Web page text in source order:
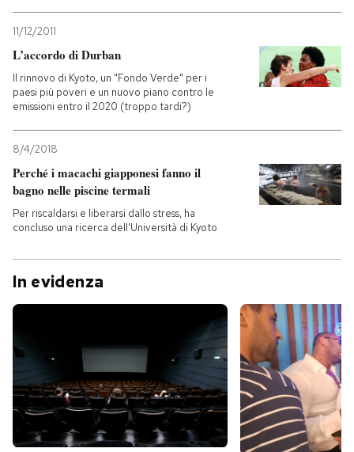
11/12/2011
L’accordo di Durban
Il rinnovo di Kyoto, un "Fondo Verde" per i
paesi più poveri e un nuovo piano contro le
emissioni entro il 2020 (troppo tardi?)
8/4/2018
Perché i macachi giapponesi fanno il
bagno nelle piscine termali
Per riscaldarsi e liberarsi dallo stress, ha
concluso una ricerca dell'Università di Kyoto
In evidenza